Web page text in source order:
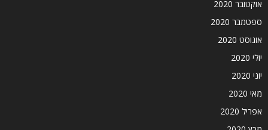
אוקטובר 2020
ספטמבר 2020
אוגוסט 2020
יולי 2020
יוני 2020
מאי 2020
אפריל 2020